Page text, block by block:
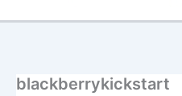
blackberrykickstart